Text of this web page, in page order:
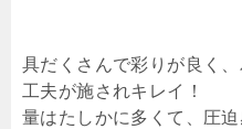
具だくさんで彩りが良く
工夫が施されキレイ！
量はたしかに多くて、圧